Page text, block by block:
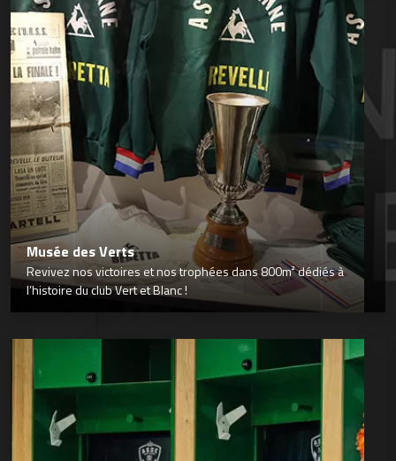
Musée des Verts
Revivez nos victoires et nos trophées dans 800m² dédiés à
l’histoire du club Vert et Blanc !